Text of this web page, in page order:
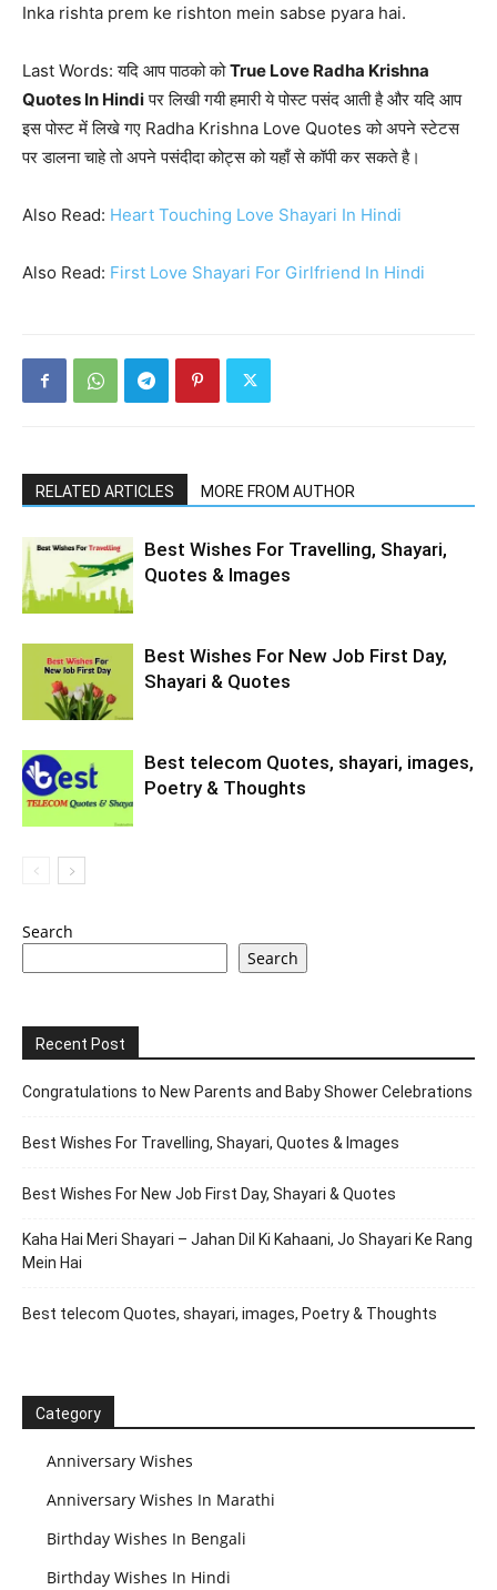
Inka rishta prem ke rishton mein sabse pyara hai.
Last Words: यदि आप पाठको कोTrue Love Radha Krishna
Quotes In Hindiपर लिखी गयी हमारी ये पोस्ट पसंद आती है और यदि आप
इस पोस्ट में लिखे गए Radha Krishna Love Quotes को अपने स्टेटस
पर डालना चाहे तो अपने पसंदीदा कोट्स को यहाँ से कॉपी कर सकते है।
Also Read: Heart Touching Love Shayari In Hindi
Also Read: First Love Shayari For Girlfriend In Hindi
RELATED ARTICLES MORE FROM AUTHOR
Best Wishes For Travelling, Shayari,
Quotes & Images
Best Wishes For New Job First Day,
Shayari & Quotes
Best telecom Quotes, shayari, images,
Poetry & Thoughts
Search
Search
Recent Post
Congratulations to New Parents and Baby Shower Celebrations
Best Wishes For Travelling, Shayari, Quotes & Images
Best Wishes For New Job First Day, Shayari & Quotes
Kaha Hai Meri Shayari – Jahan Dil Ki Kahaani, Jo Shayari Ke Rang
Mein Hai
Best telecom Quotes, shayari, images, Poetry & Thoughts
Category
Anniversary Wishes
Anniversary Wishes In Marathi
Birthday Wishes In Bengali
Birthday Wishes In Hindi